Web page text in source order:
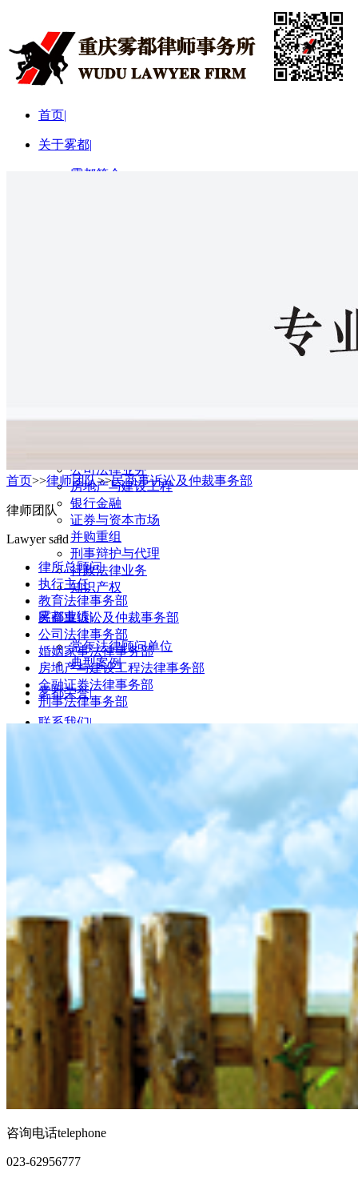
首页|
关于雾都|
雾都简介
公司法律业务
房地产与建设工程
银行金融
证券与资本市场
并购重组
刑事辩护与代理
行政法律业务
知识产权
雾都业绩|
常年法律顾问单位
典型案例
雾都荣誉|
联系我们|
首页>>律师团队>>民商事诉讼及仲裁事务部
律师团队
Lawyer said
律所总顾问
执行主任
教育法律事务部
民商事诉讼及仲裁事务部
公司法律事务部
婚姻家事法律事务部
房地产与建设工程法律事务部
金融证券法律事务部
刑事法律事务部
咨询电话telephone
023-62956777